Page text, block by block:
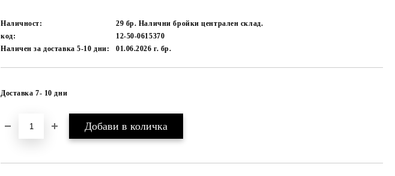
Наличност:
29 бр. Налични бройки централен склад.
код:
12-50-0615370
Наличен за доставка 5-10 дни:
01.06.2026 г. бр.
Доставка 7- 10 дни